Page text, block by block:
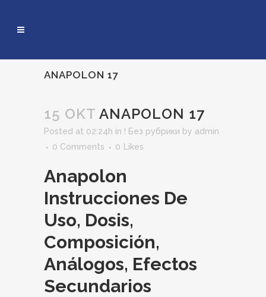
ANAPOLON 17
15 OKT ANAPOLON 17
Posted at 02:24h in ! Без рубрики by admin
0 Comments
0 Likes
Anapolon
Instrucciones De
Uso, Dosis,
Composición,
Análogos, Efectos
Secundarios